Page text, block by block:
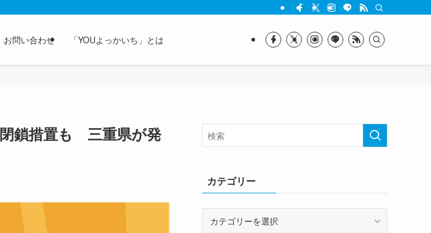
お問い合わせ 「YOUよっかいち」とは
鎖措置も 三重県が発
カテゴリー